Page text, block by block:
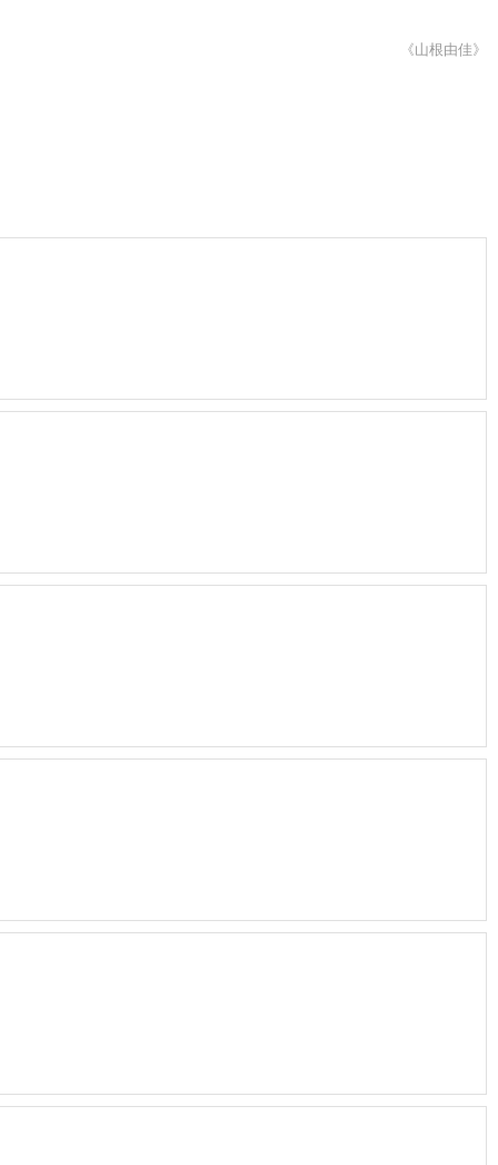
《山根由佳》